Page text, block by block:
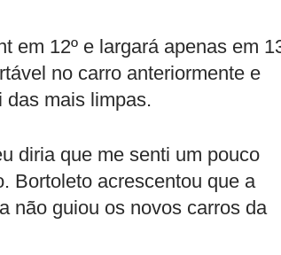
em 12º e largará apenas em
no carro anteriormente e
das mais limpas.
diria que me senti um pouco
Bortoleto acrescentou que a
não guiou os novos carros da